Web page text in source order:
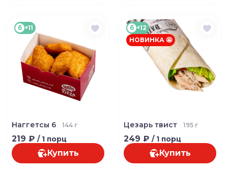
б +11
Наггетсы 6 144 г
219 ₽ / 1 порц
Купить
б +12
НОВИНКА 🤩
Цезарь твист 195 г
249 ₽ / 1 порц
Купить